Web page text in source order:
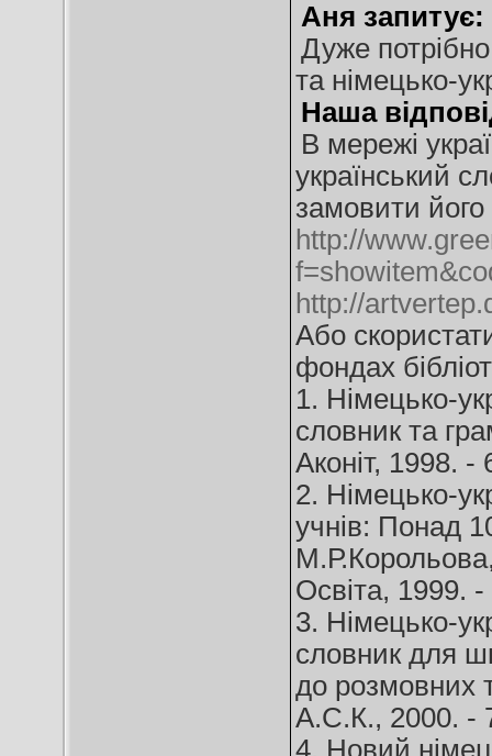
Аня запитує:
Дуже
та німецько-
Наша
В мережі
український
замовити
http://
http://
Або
фондах
1. Німецько-
словник та
Аконіт, 1998. -
2. Німецько-
учнів: Понад
Освіта, 1999.
3. Німецько-
словник для
до розмовних
А.С.К., 2000. -
4. Новий